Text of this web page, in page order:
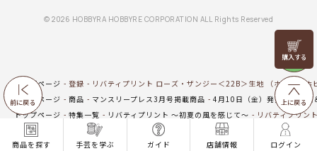
商品を探す 手芸を学ぶ ガイド 店舗情報 ログイン
前に戻る
リリヤン
フェア
上に戻る
© 2026 HOBBYRA HOBBYRE CORPORATION ALL Rights Reserved
トップページ 登録
リバティプリント ローズ・ザンジー＜22B＞生地 （ホビーラ
トップページ
商品 マンスリープレス3月号掲載商品
4月10日（金）発売の新商品
トップページ
特集一覧 リバティプリント ～初夏の風を感じて～
リバティプリン
トップページ
新商品 生地一覧
リバティプリント ローズ・ザンジー＜22B
トップページ
生地 リバティプリント（ホビーラホビーレオリジナル） リバティ